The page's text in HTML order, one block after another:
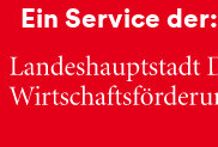
Ein Service der: